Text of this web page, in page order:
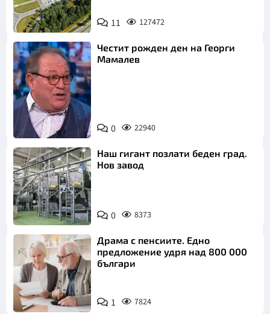
11 127472
Снимка: БНТ
Честит рожден ден на Георги
Мамалев
0 22940
Наш гигант позлати беден град.
Нов завод
0 8373
Драма с пенсиите. Едно
предложение удря над 800 000
българи
1 7824